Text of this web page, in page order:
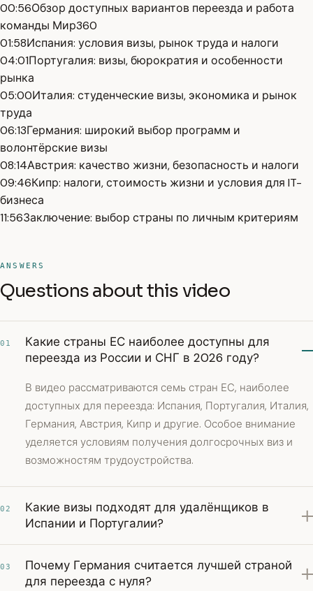
00:56Обзор доступных вариантов переезда и работа
команды Мир360
01:58Испания: условия визы, рынок труда и налоги
04:01Португалия: визы, бюрократия и особенности
рынка
05:00Италия: студенческие визы, экономика и рынок
труда
06:13Германия: широкий выбор программ и
волонтёрские визы
08:14Австрия: качество жизни, безопасность и налоги
09:46Кипр: налоги, стоимость жизни и условия для IT-
бизнеса
11:56Заключение: выбор страны по личным критериям
ANSWERS
Questions about this video
01
Какие страны ЕС наиболее доступны для
переезда из России и СНГ в 2026 году?
В видео рассматриваются семь стран ЕС, наиболее
доступных для переезда: Испания, Португалия, Италия,
Германия, Австрия, Кипр и другие. Особое внимание
уделяется условиям получения долгосрочных виз и
возможностям трудоустройства.
02
Какие визы подходят для удалёнщиков в
Испании и Португалии?
03
Почему Германия считается лучшей страной
для переезда с нуля?